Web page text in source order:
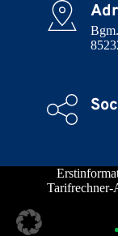
Tarifrechner-